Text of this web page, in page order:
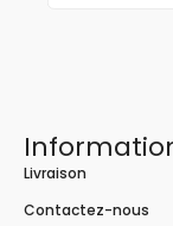
Livraison
Contactez-nous